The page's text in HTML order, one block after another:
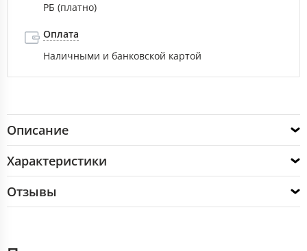
РБ (платно)
Оплата
Наличными и банковской картой
Описание
Характеристики
Отзывы